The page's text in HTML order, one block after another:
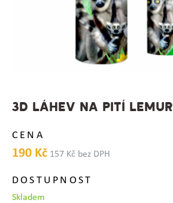
3D LÁHEV NA PITÍ LEMUR
CENA
190 Kč 157 Kč bez DPH
DOSTUPNOST
Skladem